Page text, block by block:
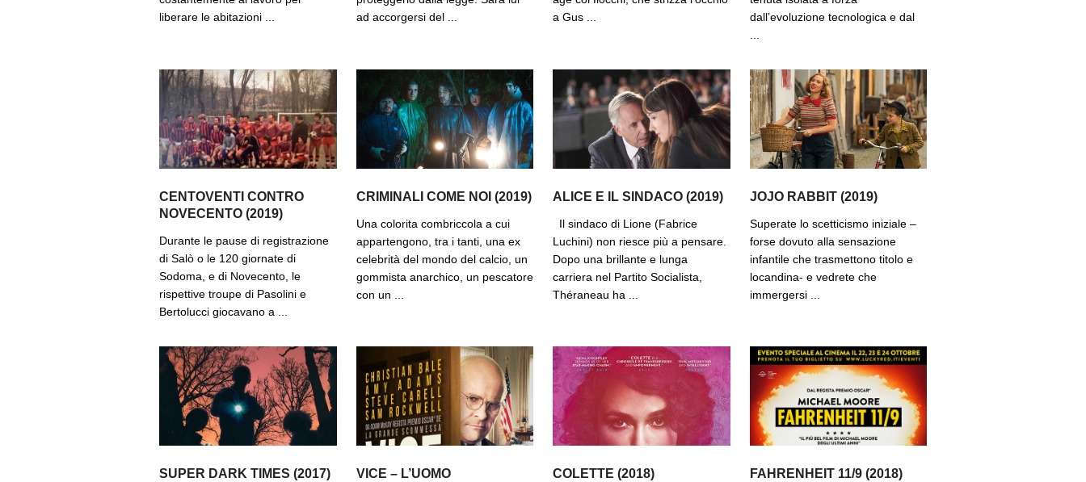
liberare le abitazioni ...
ad accorgersi del ...
a Gus ...
dall’evoluzione tecnologica e dal
CENTOVENTI CONTRO
NOVECENTO (2019)
Durante le pause di registrazione
di Salò o le 120 giornate di
Sodoma, e di Novecento, le
rispettive troupe di Pasolini e
Bertolucci giocavano a ...
CRIMINALI COME NOI (2019)
Una colorita combriccola a cui
appartengono, tra i tanti, una ex
celebrità del mondo del calcio, un
gommista anarchico, un pescatore
con un ...
ALICE E IL SINDACO (2019)
Il sindaco di Lione (Fabrice
Luchini) non riesce più a pensare.
Dopo una brillante e lunga
carriera nel Partito Socialista,
Théraneau ha ...
JOJO RABBIT (2019)
Superate lo scetticismo iniziale –
forse dovuto alla sensazione
infantile che trasmettono titolo e
locandina- e vedrete che
immergersi ...
SUPER DARK TIMES (2017)
VICE – L’UOMO
COLETTE (2018) FAHRENHEIT 11/9 (2018)